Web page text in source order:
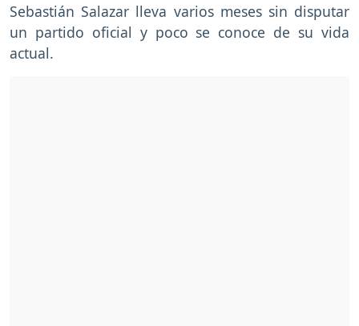
Sebastián Salazar lleva varios meses sin disputar
un partido oficial y poco se conoce de su vida
actual.